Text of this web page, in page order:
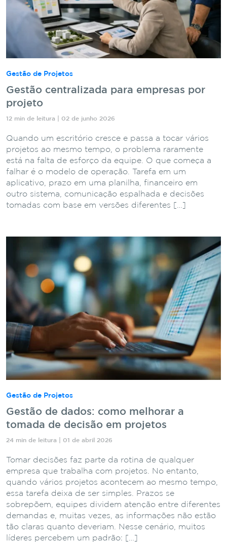
Gestão de Projetos
Gestão centralizada para empresas por
projeto
12 min de leitura | 02 de junho 2026
Quando um escritório cresce e passa a tocar vários
projetos ao mesmo tempo, o problema raramente
está na falta de esforço da equipe. O que começa a
falhar é o modelo de operação. Tarefa em um
aplicativo, prazo em uma planilha, financeiro em
outro sistema, comunicação espalhada e decisões
tomadas com base em versões diferentes […]
Gestão de Projetos
Gestão de dados: como melhorar a
tomada de decisão em projetos
24 min de leitura | 01 de abril 2026
Tomar decisões faz parte da rotina de qualquer
empresa que trabalha com projetos. No entanto,
quando vários projetos acontecem ao mesmo tempo,
essa tarefa deixa de ser simples. Prazos se
sobrepõem, equipes dividem atenção entre diferentes
demandas e, muitas vezes, as informações não estão
tão claras quanto deveriam. Nesse cenário, muitos
líderes percebem um padrão: […]